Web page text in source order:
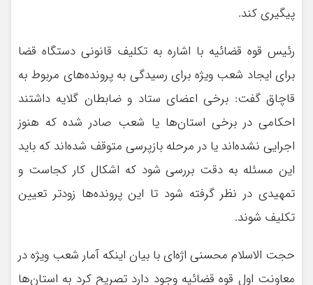
پیگیری کند.
رئیس قوه قضائیه با اشاره به تکلیف قانونی دستگاه قضا
برای ایجاد شعب ویژه برای رسیدگی به پرونده‌های مربوط به
قاچاق گفت: برخی اعضای ستاد و ضابطان گلایه داشتند
احکامی در برخی استان‌ها یا شعب صادر شده که هنوز
اجرایی نشده‌اند یا در مرحله بازپرسی متوقف شده‌اند که باید
این مسئله به دقت بررسی شود که اشکال کار کجاست و
تمهیدی در نظر گرفته شود تا این پرونده‌ها زودتر تعیین
تکلیف شوند.
حجت الاسلام محسنی اژه‌ای با بیان اینکه آمار شعب ویژه در
معاونت اول قوه قضائیه وجود دارد تصریح کرد به استان‌ها